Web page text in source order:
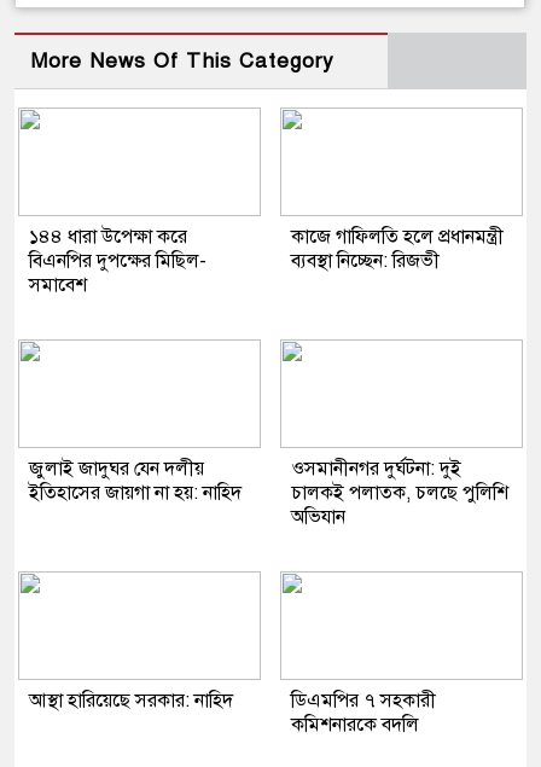
More News Of This Category
১৪৪ ধারা উপেক্ষা করে
বিএনপির দুপক্ষের মিছিল-
সমাবেশ
কাজে গাফিলতি হলে প্রধানমন্ত্রী
ব্যবস্থা নিচ্ছেন: রিজভী
জুলাই জাদুঘর যেন দলীয়
ইতিহাসের জায়গা না হয়: নাহিদ
ওসমানীনগর দুর্ঘটনা: দুই
চালকই পলাতক, চলছে পুলিশি
অভিযান
আস্থা হারিয়েছে সরকার: নাহিদ
ডিএমপির ৭ সহকারী
কমিশনারকে বদলি